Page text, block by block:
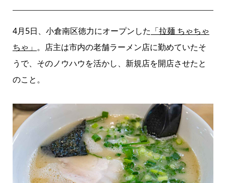
4月5日、小倉南区徳力にオープンした 「拉麺 ちゃちゃ
ちゃ」 。店主は市内の老舗ラーメン店に勤めていたそ
うで、そのノウハウを活かし、新規店を開店させたと
のこと。